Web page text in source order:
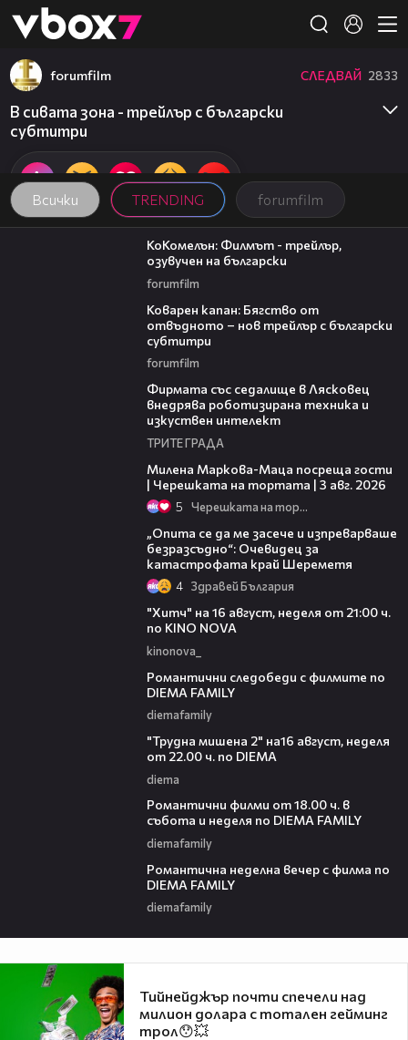
👾
Всички TRENDING forumfilm
forumfilm СЛЕДВАЙ 2833
В сивата зона - трейлър с български
субтитри
01:06
КоКомелън: Филмът - трейлър,
озувучен на български
forumfilm
Коварен капан: Бягство от
отвъдното – нов трейлър с български
субтитри
forumfilm
Фирмата със седалище в Лясковец
внедрява роботизирана техника и
изкуствен интелект
ТРИТЕ ГРАДА
Милена Маркова-Маца посреща гости
| Черешката на тортата | 3 авг. 2026
5 Черешката на тортата
„Опита се да ме засече и изпреварваше
безразсъдно“: Очевидец за
катастрофата край Шереметя
4 Здравей България
"Хитч" на 16 август, неделя от 21:00 ч.
по KINO NOVA
kinonova_
Романтични следобеди с филмите по
DIEMA FAMILY
diemafamily
"Трудна мишена 2" на16 август, неделя
от 22.00 ч. по DIEMA
diema
Романтични филми от 18.00 ч. в
събота и неделя по DIEMA FAMILY
diemafamily
Романтичнa неделна вечер с филма по
DIEMA FAMILY
diemafamily
Тийнейджър почти спечели над
милион долара с тотален гейминг
трол😯💥